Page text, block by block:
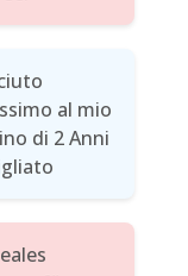
al mio
di 2 Anni